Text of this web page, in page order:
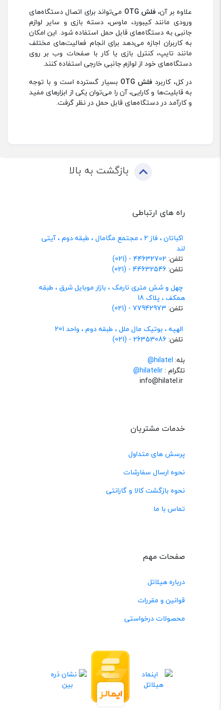
علاوه بر آن، فلش OTG
می‌تواند برای اتصال دستگاه‌های
ورودی مانند کیبورد، ماوس، دسته بازی و سایر لوازم
جانبی به دستگاه‌های قابل حمل استفاده شود. این امکان
به کاربران اجازه می‌دهد برای انجام فعالیت‌های مختلف
مانند تایپ، کنترل بازی یا کار با صفحات وب بر روی
دستگاه‌های خود از لوازم جانبی خارجی استفاده کنند.
در کل، کاربرد فلش OTG
بسیار گسترده است و با توجه
به قابلیت‌ها و کارایی، آن را می‌توان یکی از ابزارهای مفید
و کارآمد در دستگاه‌های قابل حمل در نظر گرفت.
بازگشت به بالا
راه های ارتباطی
اکباتان ، فاز 2 ، مجتمع مگامال ، طبقه دوم ، آیتی
لند
تلفن: 44632702 - (021)
تلفن:44632546 - (021)
چهل و شش متری نارمک ، بازار موبایل شرق ، طبقه
همکف ، پلاک 18
تلفن: 77942973 - (021)
الهیه ، بوتیک مال ملل ، طبقه دوم ، واحد 201
تلفن:26353086 - (021)
بله: hilatel@
تلگرام :@hilatelir
خدمات مشتریان
پرسش های متداول
نحوه ارسال سفارشات
نحوه بازگشت کالا و گارانتی
تماس با ما
صفحات مهم
درباره هیلاتل
قوانین و مقررات
محصولات درخواستی